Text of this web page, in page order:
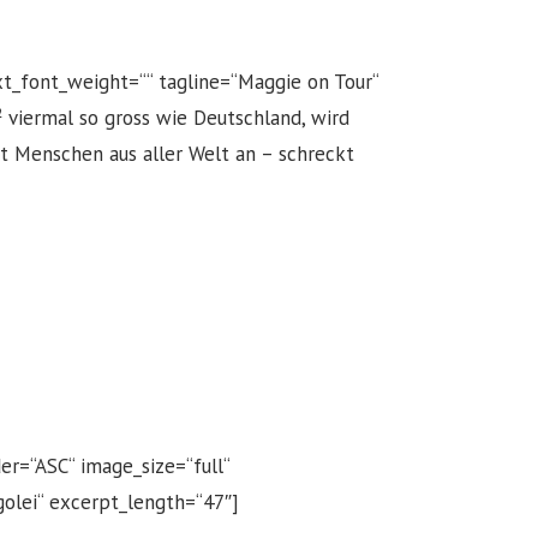
tagline=“Maggie on Tour“
so gross wie Deutschland, wird
aus aller Welt an – schreckt
image_size=“full“
excerpt_length=“47″]